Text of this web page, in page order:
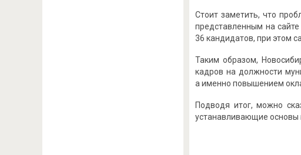
Стоит заметить, что
представленным на
36 кандидатов, при этом
Таким образом,
кадров на должности
а именно повышением
Подводя итог, можно
устанавливающие основы